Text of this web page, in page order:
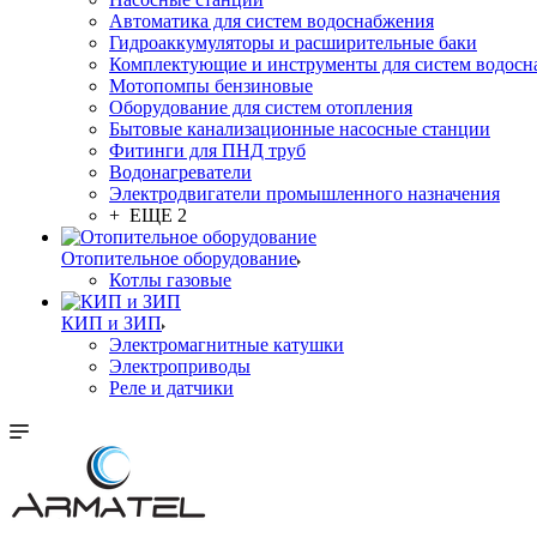
Автоматика для систем водоснабжения
Гидроаккумуляторы и расширительные баки
Комплектующие и инструменты для систем
Мотопомпы бензиновые
Оборудование для систем отопления
Бытовые канализационные насосные станции
Фитинги для ПНД труб
Водонагреватели
Электродвигатели промышленного назначения
+ ЕЩЕ 2
Отопительное оборудование
Котлы газовые
КИП и ЗИП
Электромагнитные катушки
Электроприводы
Реле и датчики